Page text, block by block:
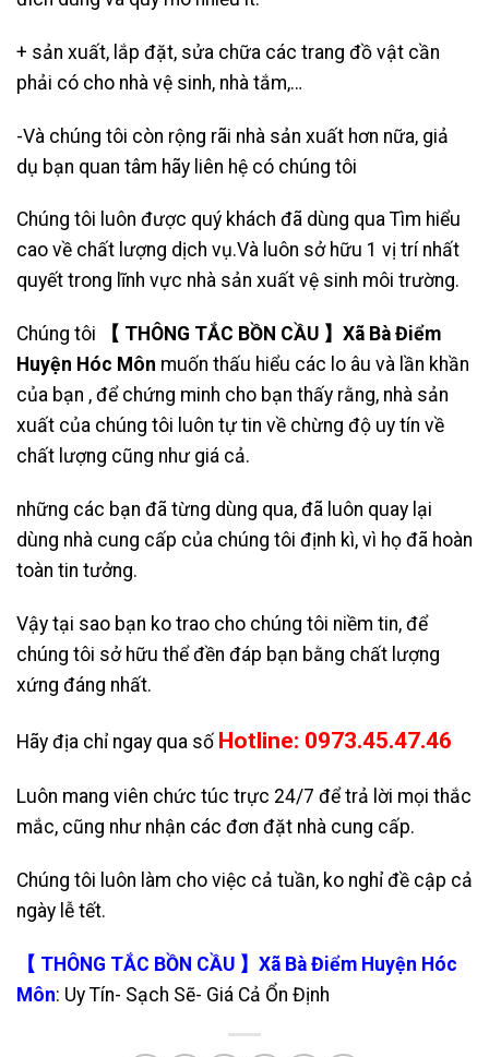
+ sản xuất, lắp đặt, sửa chữa các trang đồ vật cần
phải có cho nhà vệ sinh, nhà tắm,…
-Và chúng tôi còn rộng rãi nhà sản xuất hơn nữa, giả
dụ bạn quan tâm hãy liên hệ có chúng tôi
Chúng tôi luôn được quý khách đã dùng qua Tìm hiểu
cao về chất lượng dịch vụ.Và luôn sở hữu 1 vị trí nhất
quyết trong lĩnh vực nhà sản xuất vệ sinh môi trường.
Chúng tôi
【 THÔNG TẮC BỒN CẦU 】Xã Bà Điểm
Huyện Hóc Môn muốn thấu hiểu các lo âu và lần khần
của bạn , để chứng minh cho bạn thấy rằng, nhà sản
xuất của chúng tôi luôn tự tin về chừng độ uy tín về
chất lượng cũng như giá cả.
những các bạn đã từng dùng qua, đã luôn quay lại
dùng nhà cung cấp của chúng tôi định kì, vì họ đã hoàn
toàn tin tưởng.
Vậy tại sao bạn ko trao cho chúng tôi niềm tin, để
chúng tôi sở hữu thể đền đáp bạn bằng chất lượng
xứng đáng nhất.
Hãy địa chỉ ngay qua số Hotline: 0973.45.47.46
Luôn mang viên chức túc trực 24/7 để trả lời mọi thắc
mắc, cũng như nhận các đơn đặt nhà cung cấp.
Chúng tôi luôn làm cho việc cả tuần, ko nghỉ đề cập cả
ngày lễ tết.
【 THÔNG TẮC BỒN CẦU 】Xã Bà Điểm Huyện Hóc
Môn: Uy Tín- Sạch Sẽ- Giá Cả Ổn Định